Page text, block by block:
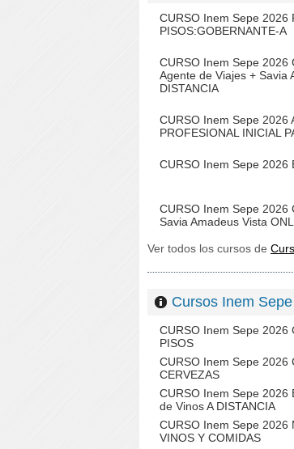
CURSO Inem Sepe 2026
PISOS:GOBERNANTE-A
CURSO Inem Sepe 2026
Agente de Viajes + Savia
DISTANCIA
CURSO Inem Sepe 2026
PROFESIONAL INICIAL
CURSO Inem Sepe 2026
CURSO Inem Sepe 2026
Savia Amadeus Vista
Ver todos los cursos de
Cursos Inem
CURSO Inem Sepe 2026
PISOS
CURSO Inem Sepe 2026
CERVEZAS
CURSO Inem Sepe 2026
de Vinos A DISTANCIA
CURSO Inem Sepe 2026
VINOS Y COMIDAS